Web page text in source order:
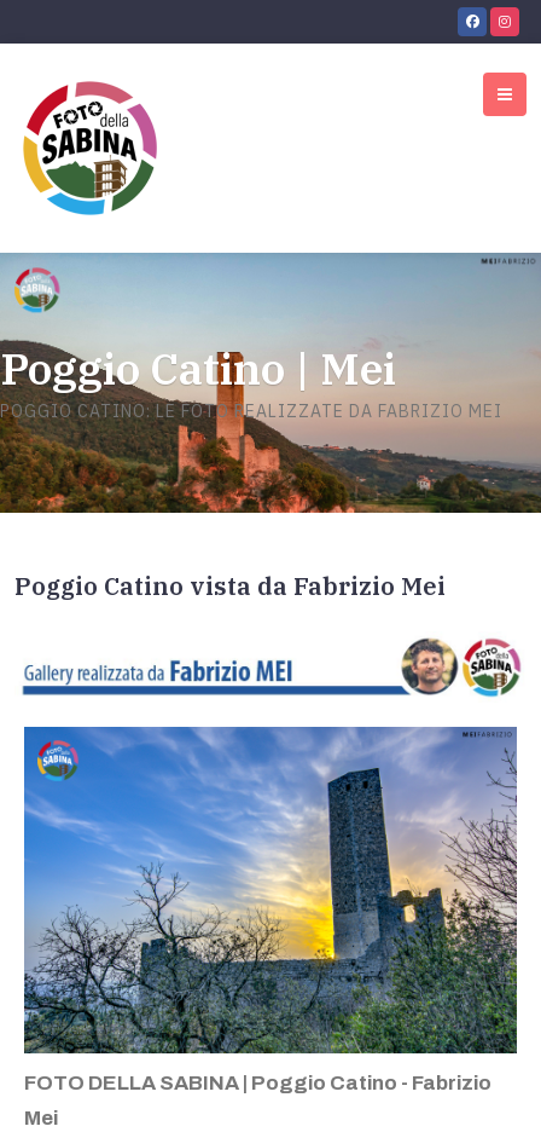
Poggio Catino | Mei
POGGIO CATINO: LE FOTO REALIZZATE DA FABRIZIO MEI
Poggio Catino vista da Fabrizio Mei
FOTO DELLA SABINA | Poggio Catino - Fabrizio
Mei